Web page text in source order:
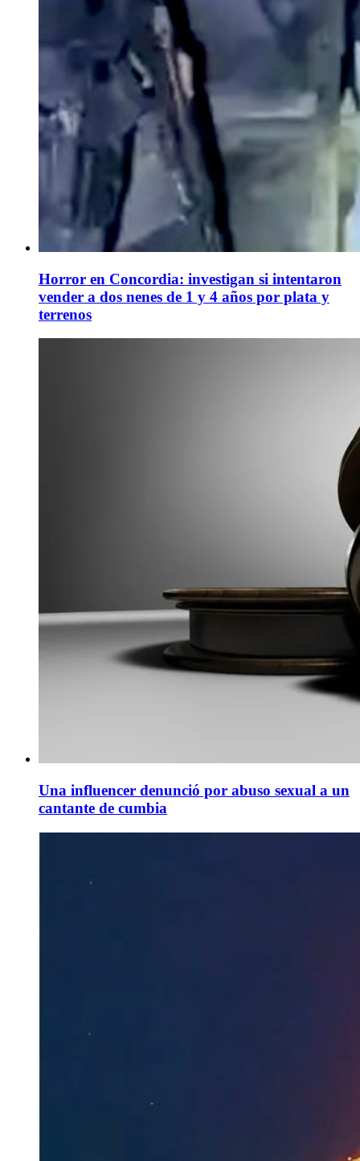
Horror en Concordia: investigan si intentaron
vender a dos nenes de 1 y 4 años por plata y
terrenos
Una influencer denunció por abuso sexual a un
cantante de cumbia